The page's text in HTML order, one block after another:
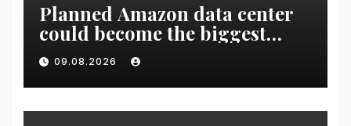
Planned Amazon data center
could become the biggest
climate polluter in the U.S. |
VseTime.ru
09.08.2026